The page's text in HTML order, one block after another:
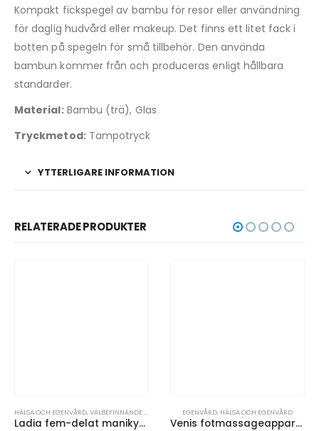
Kompakt fickspegel av bambu för resor eller användning
för daglig hudvård eller makeup. Det finns ett litet fack i
botten på spegeln för små tillbehör. Den använda
bambun kommer från och produceras enligt hållbara
standarder.
Material:Bambu (trä), Glas
Tryckmetod:Tampotryck
YTTERLIGARE INFORMATION
RELATERADE PRODUKTER
HÄLSA OCH EGENVÅRD,VÄLBEFINNANDE & MANIKYRSET
Ladia fem-delat manikyrset av bambu
EGENVÅRD, HÄLSA OCH EGENVÅRD
Venis fotmassageapparat av bambu